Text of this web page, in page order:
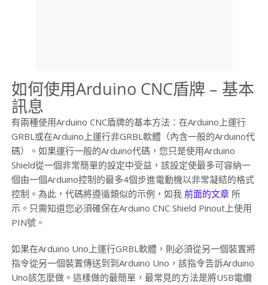
如何使用Arduino CNC盾牌 – 基本
訊息
有兩種使用Arduino CNC盾牌的基本方法：在Arduino上運行
GRBL或在Arduino上運行非GRBL軟體（內含一般的Arduino代
碼）。如果運行一般的Arduino代碼，您只是使用Arduino
Shield從一個非常簡單的設定中受益，該設定使最多可容納一
個由一個Arduino控制的最多4個步進電動機以非常凝結的格式
控制。為此，代碼將遵循類似的示例，如我前面的文章 所
示。只需知道您必須確保在Arduino CNC Shield Pinout上使用
PIN號。
如果在Arduino Uno上運行GRBL軟體，則必須從另一個裝置將
指令從另一個裝置傳送到到Arduino Uno，該指令告訴Arduino
Uno該怎麼做。這樣做的最簡單，最常見的方法是將USB電纜